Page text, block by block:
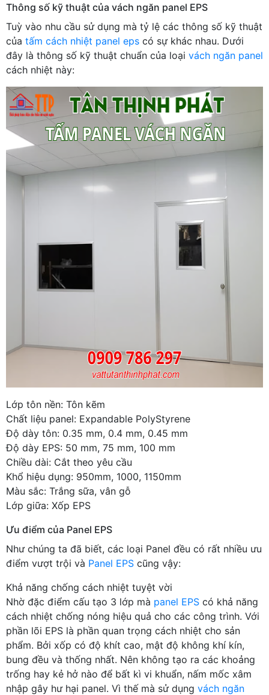
Thông số kỹ thuật của vách ngăn panel EPS
Tuỳ vào nhu cầu sử dụng mà tỷ lệ các thông số kỹ thuật
của tấm cách nhiệt panel eps có sự khác nhau. Dưới
đây là thông số kỹ thuật chuẩn của loại vách ngăn panel
cách nhiệt này:
Lớp tôn nền: Tôn kẽm
Chất liệu panel: Expandable PolyStyrene
Độ dày tôn: 0.35 mm, 0.4 mm, 0.45 mm
Độ dày EPS: 50 mm, 75 mm, 100 mm
Chiều dài: Cắt theo yêu cầu
Khổ hiệu dụng: 950mm, 1000, 1150mm
Màu sắc: Trắng sữa, vân gỗ
Lớp giữa: Xốp EPS
Ưu điểm của Panel EPS
Như chúng ta đã biết, các loại Panel đều có rất nhiều ưu
điểm vượt trội và Panel EPS cũng vậy:
Khả năng chống cách nhiệt tuyệt vời
Nhờ đặc điểm cấu tạo 3 lớp mà panel EPS có khả năng
cách nhiệt chống nóng hiệu quả cho các công trình. Với
phần lõi EPS là phần quan trọng cách nhiệt cho sản
phẩm. Bởi xốp có độ khít cao, mật độ không khí kín,
bung đều và thống nhất. Nên không tạo ra các khoảng
trống hay kẻ hở nào để bất kì vi khuẩn, nấm mốc xâm
nhập gây hư hại panel. Vì thế mà sử dụng vách ngăn